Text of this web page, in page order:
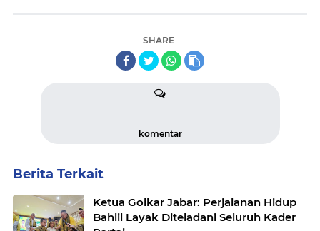
SHARE
komentar
Berita Terkait
Ketua Golkar Jabar: Perjalanan Hidup
Bahlil Layak Diteladani Seluruh Kader